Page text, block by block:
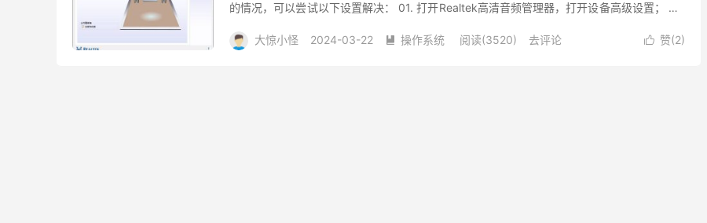
的情况，可以尝试以下设置解决： 01. 打开Realtek高清音频管理器，打开设备高级设置； 02.
 赞(2)
大惊小怪 2024-03-22  操作系统 阅读(3520) 去评论